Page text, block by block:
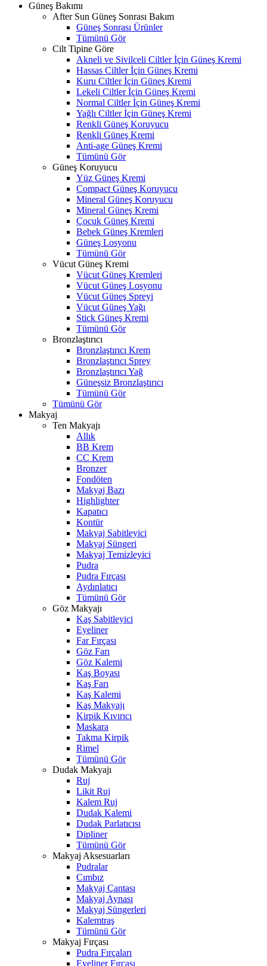
Güneş Bakımı
After Sun Güneş Sonrası Bakım
Güneş Sonrası Ürünler
Tümünü Gör
Cilt Tipine Göre
Akneli ve Sivilceli Ciltler İçin Güneş Kremi
Hassas Ciltler İçin Güneş Kremi
Kuru Ciltler İçin Güneş Kremi
Lekeli Ciltler İçin Güneş Kremi
Normal Ciltler İçin Güneş Kremi
Yağlı Ciltler İçin Güneş Kremi
Renkli Güneş Koruyucu
Renkli Güneş Kremi
Anti-age Güneş Kremi
Tümünü Gör
Güneş Koruyucu
Yüz Güneş Kremi
Compact Güneş Koruyucu
Mineral Güneş Koruyucu
Mineral Güneş Kremi
Çocuk Güneş Kremi
Bebek Güneş Kremleri
Güneş Losyonu
Tümünü Gör
Vücut Güneş Kremi
Vücut Güneş Kremleri
Vücut Güneş Losyonu
Vücut Güneş Spreyi
Vücut Güneş Yağı
Stick Güneş Kremi
Tümünü Gör
Bronzlaştırıcı
Bronzlaştırıcı Krem
Bronzlaştırıcı Sprey
Bronzlaştırıcı Yağ
Güneşsiz Bronzlaştırıcı
Tümünü Gör
Tümünü Gör
Makyaj
Ten Makyajı
Allık
BB Krem
CC Krem
Bronzer
Fondöten
Makyaj Bazı
Highlighter
Kapatıcı
Kontür
Makyaj Sabitleyici
Makyaj Süngeri
Makyaj Temizleyici
Pudra
Pudra Fırçası
Aydınlatıcı
Tümünü Gör
Göz Makyajı
Kaş Sabitleyici
Eyeliner
Far Fırçası
Göz Farı
Göz Kalemi
Kaş Boyası
Kaş Farı
Kaş Kalemi
Kaş Makyajı
Kirpik Kıvırıcı
Maskara
Takma Kirpik
Rimel
Tümünü Gör
Dudak Makyajı
Ruj
Likit Ruj
Kalem Ruj
Dudak Kalemi
Dudak Parlatıcısı
Dipliner
Tümünü Gör
Makyaj Aksesuarları
Pudralar
Cımbız
Makyaj Çantası
Makyaj Aynası
Makyaj Süngerleri
Kalemtraş
Tümünü Gör
Makyaj Fırçası
Pudra Fırçaları
Eyeliner Fırçası